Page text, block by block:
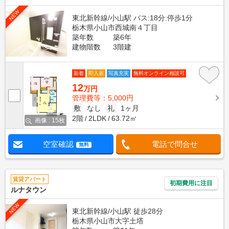
NEW
東北新幹線/小山駅 バス:18分:停歩1分
栃木県小山市西城南４丁目
築年数
築6年
建物階数
3階建
画像 : 15枚
新着 即入居 写真充実 無料オンライン相談可
12万円
管理費等：5,000円
敷
なし 礼
1ヶ月
2階
2LDK 63.72㎡
空室確認 無料 電話で問合せ
賃貸アパート
ルナタウン
初期費用に注目
NEW
東北新幹線/小山駅 徒歩28分
栃木県小山市大字土塔